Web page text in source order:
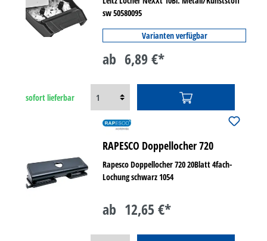
sw 50580095
Varianten verfügbar
ab 6,89 €*
sofort lieferbar
RAPESCO Doppellocher 720
Rapesco Doppellocher 720 20Blatt 4fach-
Lochung schwarz 1054
ab 12,65 €*